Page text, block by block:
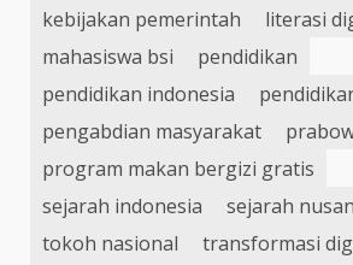
kebijakan pemerintah
literasi
mahasiswa bsi
pendidikan
pendidikan indonesia
pengabdian masyarakat
program makan bergizi gratis
sejarah indonesia
sejarah
tokoh nasional
transformasi